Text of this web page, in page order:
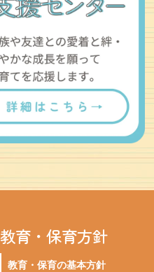
教育・保育方針
教育・保育の基本方針